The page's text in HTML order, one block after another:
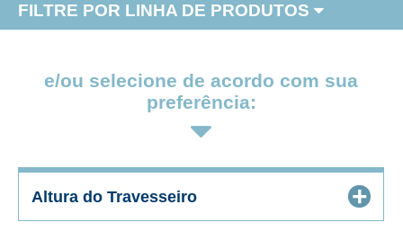
FILTRE POR LINHA DE PRODUTOS
e/ou selecione de acordo com sua
preferência:
+
Altura do Travesseiro